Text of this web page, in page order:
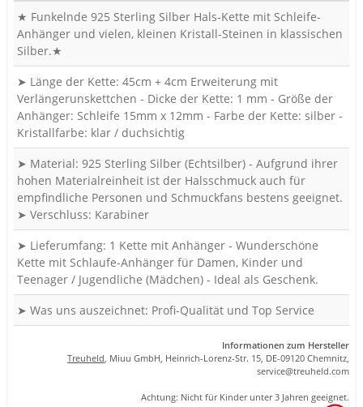
★ Funkelnde 925 Sterling Silber Hals-Kette mit Schleife-
Anhänger und vielen, kleinen Kristall-Steinen in klassischen
Silber.★
➤ Länge der Kette: 45cm + 4cm Erweiterung mit
Verlängerunskettchen - Dicke der Kette: 1 mm - Größe der
Anhänger: Schleife 15mm x 12mm - Farbe der Kette: silber -
Kristallfarbe: klar / duchsichtig
➤ Material: 925 Sterling Silber (Echtsilber) - Aufgrund ihrer
hohen Materialreinheit ist der Halsschmuck auch für
empfindliche Personen und Schmuckfans bestens geeignet.
➤ Verschluss: Karabiner
➤ Lieferumfang: 1 Kette mit Anhänger - Wunderschöne
Kette mit Schlaufe-Anhänger für Damen, Kinder und
Teenager / Jugendliche (Mädchen) - Ideal als Geschenk.
➤ Was uns auszeichnet: Profi-Qualität und Top Service
Informationen zum Hersteller
Treuheld, Miuu GmbH, Heinrich-Lorenz-Str. 15, DE-09120 Chemnitz,
service@treuheld.com
Achtung: Nicht für Kinder unter 3 Jahren geeignet.